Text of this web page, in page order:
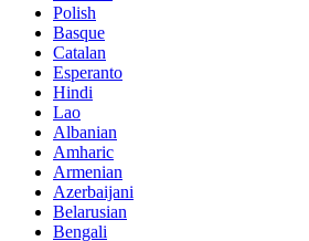
Polish
Basque
Catalan
Esperanto
Hindi
Lao
Albanian
Amharic
Armenian
Azerbaijani
Belarusian
Bengali